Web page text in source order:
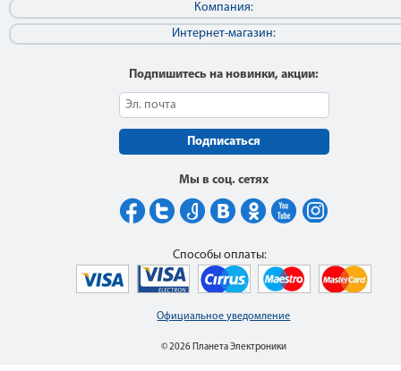
Компания:
Интернет-магазин:
Подпишитесь на новинки, акции:
Подписаться
Мы в соц. сетях
Официальное уведомление
© 2026 Планета Электроники
Способы оплаты: